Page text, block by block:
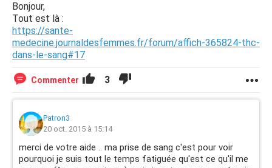
Bonjour,
Tout est là :
https://sante-
medecine.journaldesfemmes.fr/forum/affich-365824-thc-
dans-le-sang#17
Commenter 3
Patron3
20 oct. 2015 à 15:14
merci de votre aide .. ma prise de sang c'est pour voir
pourquoi je suis tout le temps fatiguée qu'est ce qu'il me